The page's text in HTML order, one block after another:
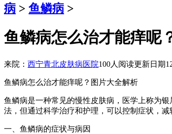
病 > 鱼鳞病 >
鱼鳞病怎么治才能痒呢
来院： 西宁青北皮肤病医院100人阅读更新日期
鱼鳞病怎么治才能痒呢？图片大全解析
鱼鳞病是一种常见的慢性皮肤病，医学上称为
法，但通过科学治疗和护理，可以控制症状，减
一、鱼鳞病的症状与病因